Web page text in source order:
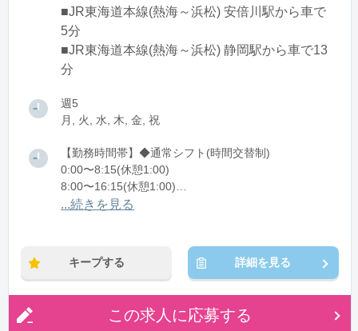
■JR東海道本線(熱海～浜松) 安倍川駅から車で
5分
■JR東海道本線(熱海～浜松) 静岡駅から車で13
分
週5
月, 火, 水, 木, 金, 祝
【勤務時間帯】◆通常シフト(時間交替制)
0:00〜8:15(休憩1:00)
8:00〜16:15(休憩1:00)
16:00〜翌0:15(休憩1:00)
...続きを見る
キープする 詳細を見る
この求人に応募する